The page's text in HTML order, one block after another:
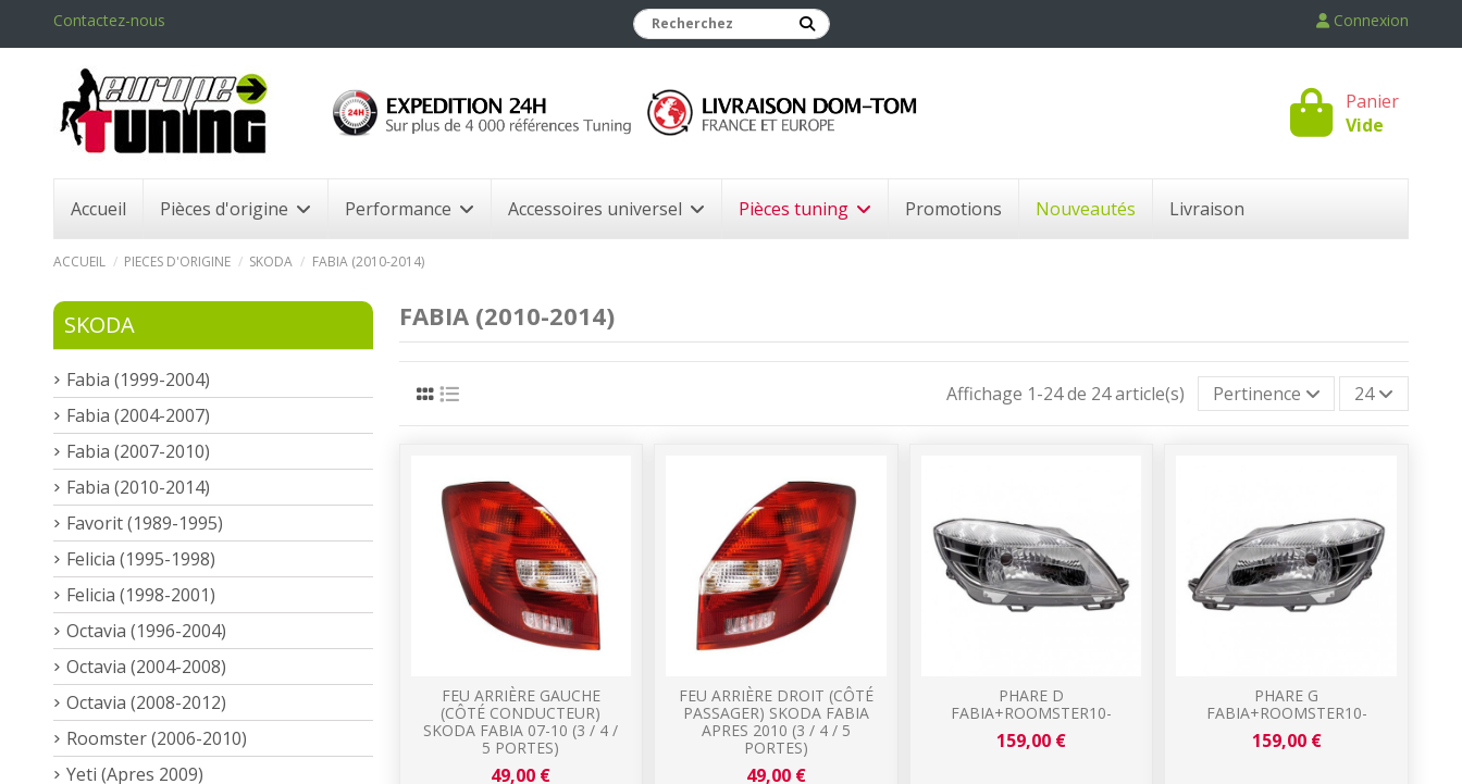
Contactez-nous Connexion
Panier
Vide
Accueil Pièces d'origine Performance Accessoires universel Pièces tuning Promotions Nouveautés Livraison
ACCUEIL PIECES D'ORIGINE SKODA FABIA (2010-2014)
FABIA (2010-2014)
Affichage 1-24 de 24 article(s) Pertinence 24
FEU ARRIÈRE GAUCHE
(CÔTÉ CONDUCTEUR)
SKODA FABIA 07-10 (3 / 4 /
5 PORTES)
49,00 €
FEU ARRIÈRE DROIT (CÔTÉ
PASSAGER) SKODA FABIA
APRES 2010 (3 / 4 / 5
PORTES)
49,00 €
PHARE D
FABIA+ROOMSTER10-
159,00 €
PHARE G
FABIA+ROOMSTER10-
159,00 €
SKODA
Fabia (1999-2004)
Fabia (2004-2007)
Fabia (2007-2010)
Fabia (2010-2014)
Favorit (1989-1995)
Felicia (1995-1998)
Felicia (1998-2001)
Octavia (1996-2004)
Octavia (2004-2008)
Octavia (2008-2012)
Roomster (2006-2010)
Yeti (Apres 2009)